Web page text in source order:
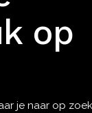
op
je naar op zoek